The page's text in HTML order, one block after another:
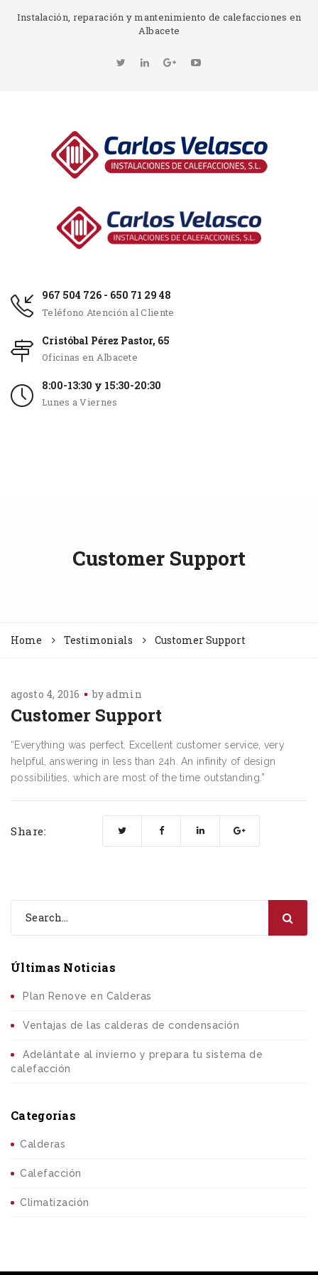
Instalación, reparación y mantenimiento de calefacciones en
Albacete
967 504 726 - 650 71 29 48
Teléfono Atención al Cliente
Cristóbal Pérez Pastor, 65
Oficinas en Albacete
8:00-13:30 y 15:30-20:30
Lunes a Viernes
Customer Support
Home Testimonials Customer Support
agosto 4, 2016 byadmin
Customer Support
“Everything was perfect. Excellent customer service, very
helpful, answering in less than 24h. An infinity of design
possibilities, which are most of the time outstanding.”
Share:
Últimas Noticias
Plan Renove en Calderas
Ventajas de las calderas de condensación
Adelántate al invierno y prepara tu sistema de
calefacción
Categorías
Calderas
Calefacción
Climatización